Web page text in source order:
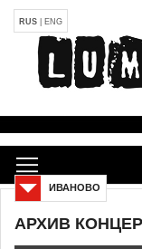
RUS ENG
АРХИВ
ИВАНОВО